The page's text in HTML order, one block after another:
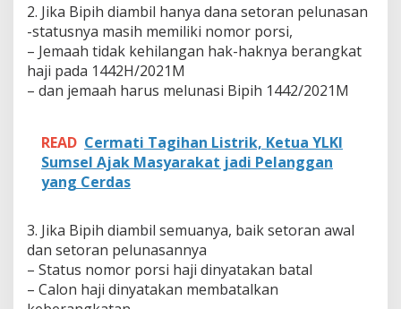
2. Jika Bipih diambil hanya dana setoran pelunasan
-statusnya masih memiliki nomor porsi,
– Jemaah tidak kehilangan hak-haknya berangkat
haji pada 1442H/2021M
– dan jemaah harus melunasi Bipih 1442/2021M
READ Cermati Tagihan Listrik, Ketua YLKI
Sumsel Ajak Masyarakat jadi Pelanggan
yang Cerdas
3. Jika Bipih diambil semuanya, baik setoran awal
dan setoran pelunasannya
– Status nomor porsi haji dinyatakan batal
– Calon haji dinyatakan membatalkan